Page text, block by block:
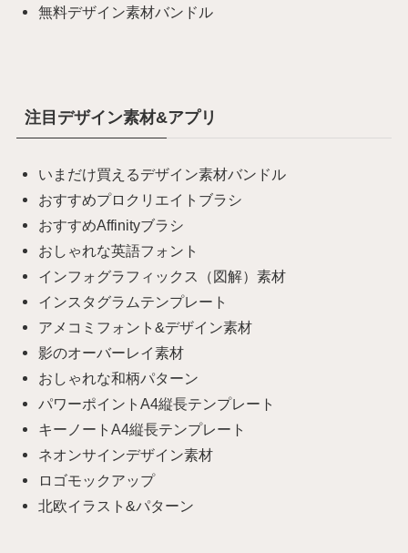
無料デザイン素材バンドル
注目デザイン素材&アプリ
いまだけ買えるデザイン素材バンドル
おすすめプロクリエイトブラシ
おすすめAffinityブラシ
おしゃれな英語フォント
インフォグラフィックス（図解）素材
インスタグラムテンプレート
アメコミフォント&デザイン素材
影のオーバーレイ素材
おしゃれな和柄パターン
パワーポイントA4縦長テンプレート
キーノートA4縦長テンプレート
ネオンサインデザイン素材
ロゴモックアップ
北欧イラスト&パターン